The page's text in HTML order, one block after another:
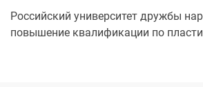
Российский университет дружбы
повышение квалификации по